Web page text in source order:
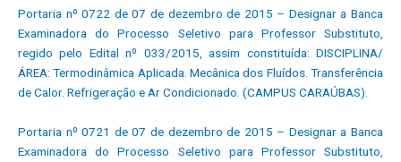
Portaria nº 0722 de 07 de dezembro de 2015 – Designar a Banca
Examinadora do Processo Seletivo para Professor Substituto,
regido pelo Edital nº 033/2015, assim constituída: DISCIPLINA/
ÁREA: Termodinâmica Aplicada. Mecânica dos Fluídos. Transferência
de Calor. Refrigeração e Ar Condicionado. (CAMPUS CARAÚBAS).
Portaria nº 0721 de 07 de dezembro de 2015 – Designar a Banca
Examinadora do Processo Seletivo para Professor Substituto,